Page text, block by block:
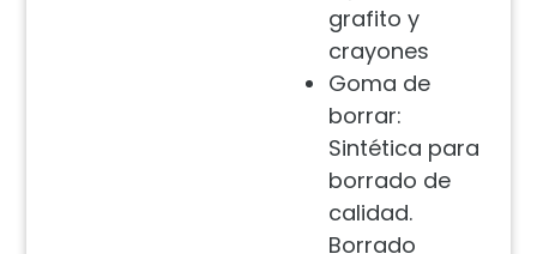
grafito y
crayones
Goma de
borrar:
Sintética para
borrado de
calidad.
Borrado